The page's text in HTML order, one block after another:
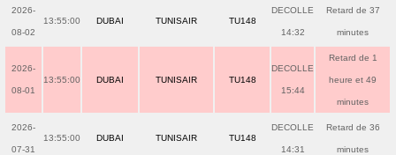
2026-
08-02
13:55:00 DUBAI TUNISAIR TU148
DECOLLE
14:32
Retard de 37
minutes
2026-
08-01
13:55:00 DUBAI TUNISAIR TU148
DECOLLE
15:44
Retard de 1
heure et 49
minutes
2026-
07-31
13:55:00 DUBAI TUNISAIR TU148
DECOLLE
14:31
Retard de 36
minutes